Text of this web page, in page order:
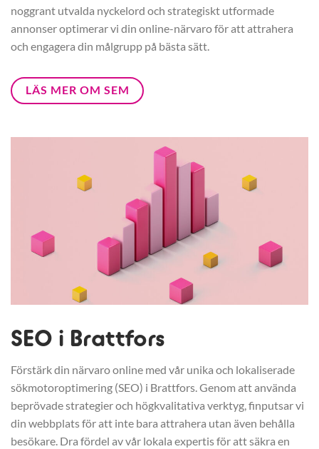
noggrant utvalda nyckelord och strategiskt utformade
annonser optimerar vi din online-närvaro för att attrahera
och engagera din målgrupp på bästa sätt.
LÄS MER OM SEM
SEO i Brattfors
Förstärk din närvaro online med vår unika och lokaliserade
sökmotoroptimering (SEO) i Brattfors. Genom att använda
beprövade strategier och högkvalitativa verktyg, finputsar vi
din webbplats för att inte bara attrahera utan även behålla
besökare. Dra fördel av vår lokala expertis för att säkra en